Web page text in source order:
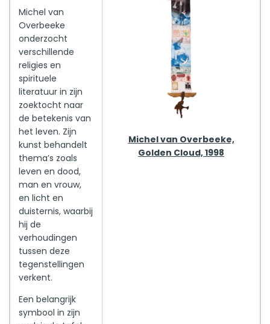
Michel van
Overbeeke
onderzocht
verschillende
religies en
spirituele
literatuur in zijn
zoektocht naar
de betekenis van
het leven. Zijn
kunst behandelt
thema’s zoals
leven en dood,
man en vrouw,
en licht en
duisternis, waarbij
hij de
verhoudingen
tussen deze
tegenstellingen
verkent.
Een belangrijk
symbool in zijn
Michel van Overbeeke,
Golden Cloud, 1998